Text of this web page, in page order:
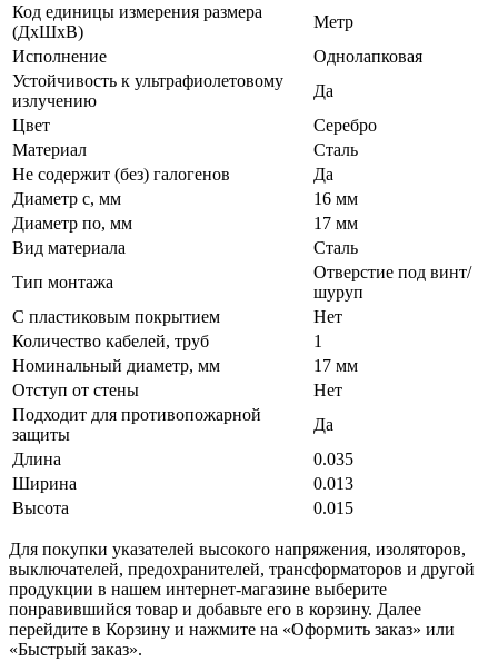
Код единицы измерения размера
(ДхШхВ)
Метр
Исполнение
Однолапковая
Устойчивость к ультрафиолетовому
излучению
Да
Цвет
Серебро
Материал
Сталь
Не содержит (без) галогенов
Да
Диаметр с, мм
16 мм
Диаметр по, мм
17 мм
Вид материала
Сталь
Тип монтажа
Отверстие под винт/
шуруп
С пластиковым покрытием
Нет
Количество кабелей, труб
1
Номинальный диаметр, мм
17 мм
Отступ от стены
Нет
Подходит для противопожарной
защиты
Да
Длина
0.035
Ширина
0.013
Высота
0.015
Для покупки указателей высокого напряжения, изоляторов,
выключателей, предохранителей, трансформаторов и другой
продукции в нашем интернет-магазине выберите
понравившийся товар и добавьте его в корзину. Далее
перейдите в Корзину и нажмите на «Оформить заказ» или
«Быстрый заказ».